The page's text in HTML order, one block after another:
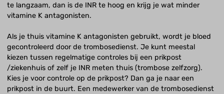
te langzaam, dan is de INR te hoog en krijg je wat minder
vitamine K antagonisten.
Als je thuis vitamine K antagonisten gebruikt, wordt je bloed
gecontroleerd door de trombosedienst. Je kunt meestal
kiezen tussen regelmatige controles bij een prikpost
/ziekenhuis of zelf je INR meten thuis (trombose zelfzorg).
Kies je voor controle op de prikpost? Dan ga je naar een
prikpost in de buurt. Een medewerker van de trombosedienst